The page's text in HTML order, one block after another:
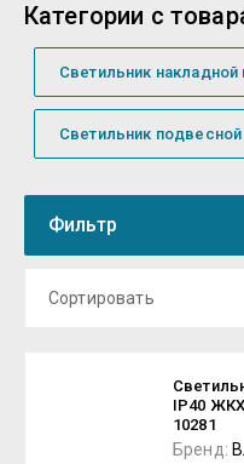
Категории с
Светильник
Светильник подвесной
Фильтр
Сортировать
Цена -
Название - Я-А
IP40
10281
Бренд: